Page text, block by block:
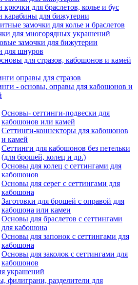
крючки для браслетов, колье и бус
карабины для бижутерии
замочки для колье и браслетов
для многорядных украшений
замочки для бижутерии
для шнуров
для стразов, кабошонов и камей
оправы для стразов
- основы, оправы для кабошонов и
Основы- сеттинги-подвески для
кабошонов или камей
Сеттинги-коннекторы для кабошонов
и камей
Сеттинги для кабошонов без петельки
(для брошей, колец и др.)
Основы для колец с сеттингами для
кабошонов
Основы для серег с сеттингами для
кабошона
Заготовки для брошей с оправой для
кабошона или камеи
Основы для браслетов с сеттингами
для кабошона
Основы для запонок с сеттингами для
кабошона
Основы для заколок с сеттингами для
кабошонов
украшений
филиграни, разделители для